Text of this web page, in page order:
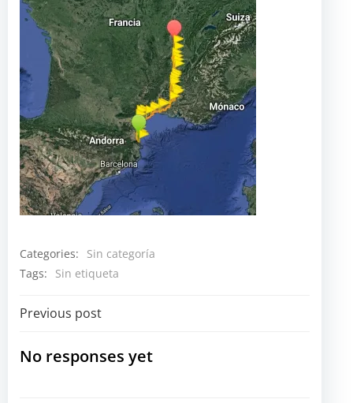
Categories:
Sin categoría
Tags:
Sin etiqueta
Navegación
por
Previous post
No responses yet